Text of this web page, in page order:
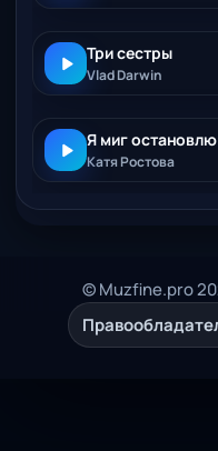
Три сестры
Vlad Darwin
Я миг остановлю
Катя Ростова
© Muzfine.pro